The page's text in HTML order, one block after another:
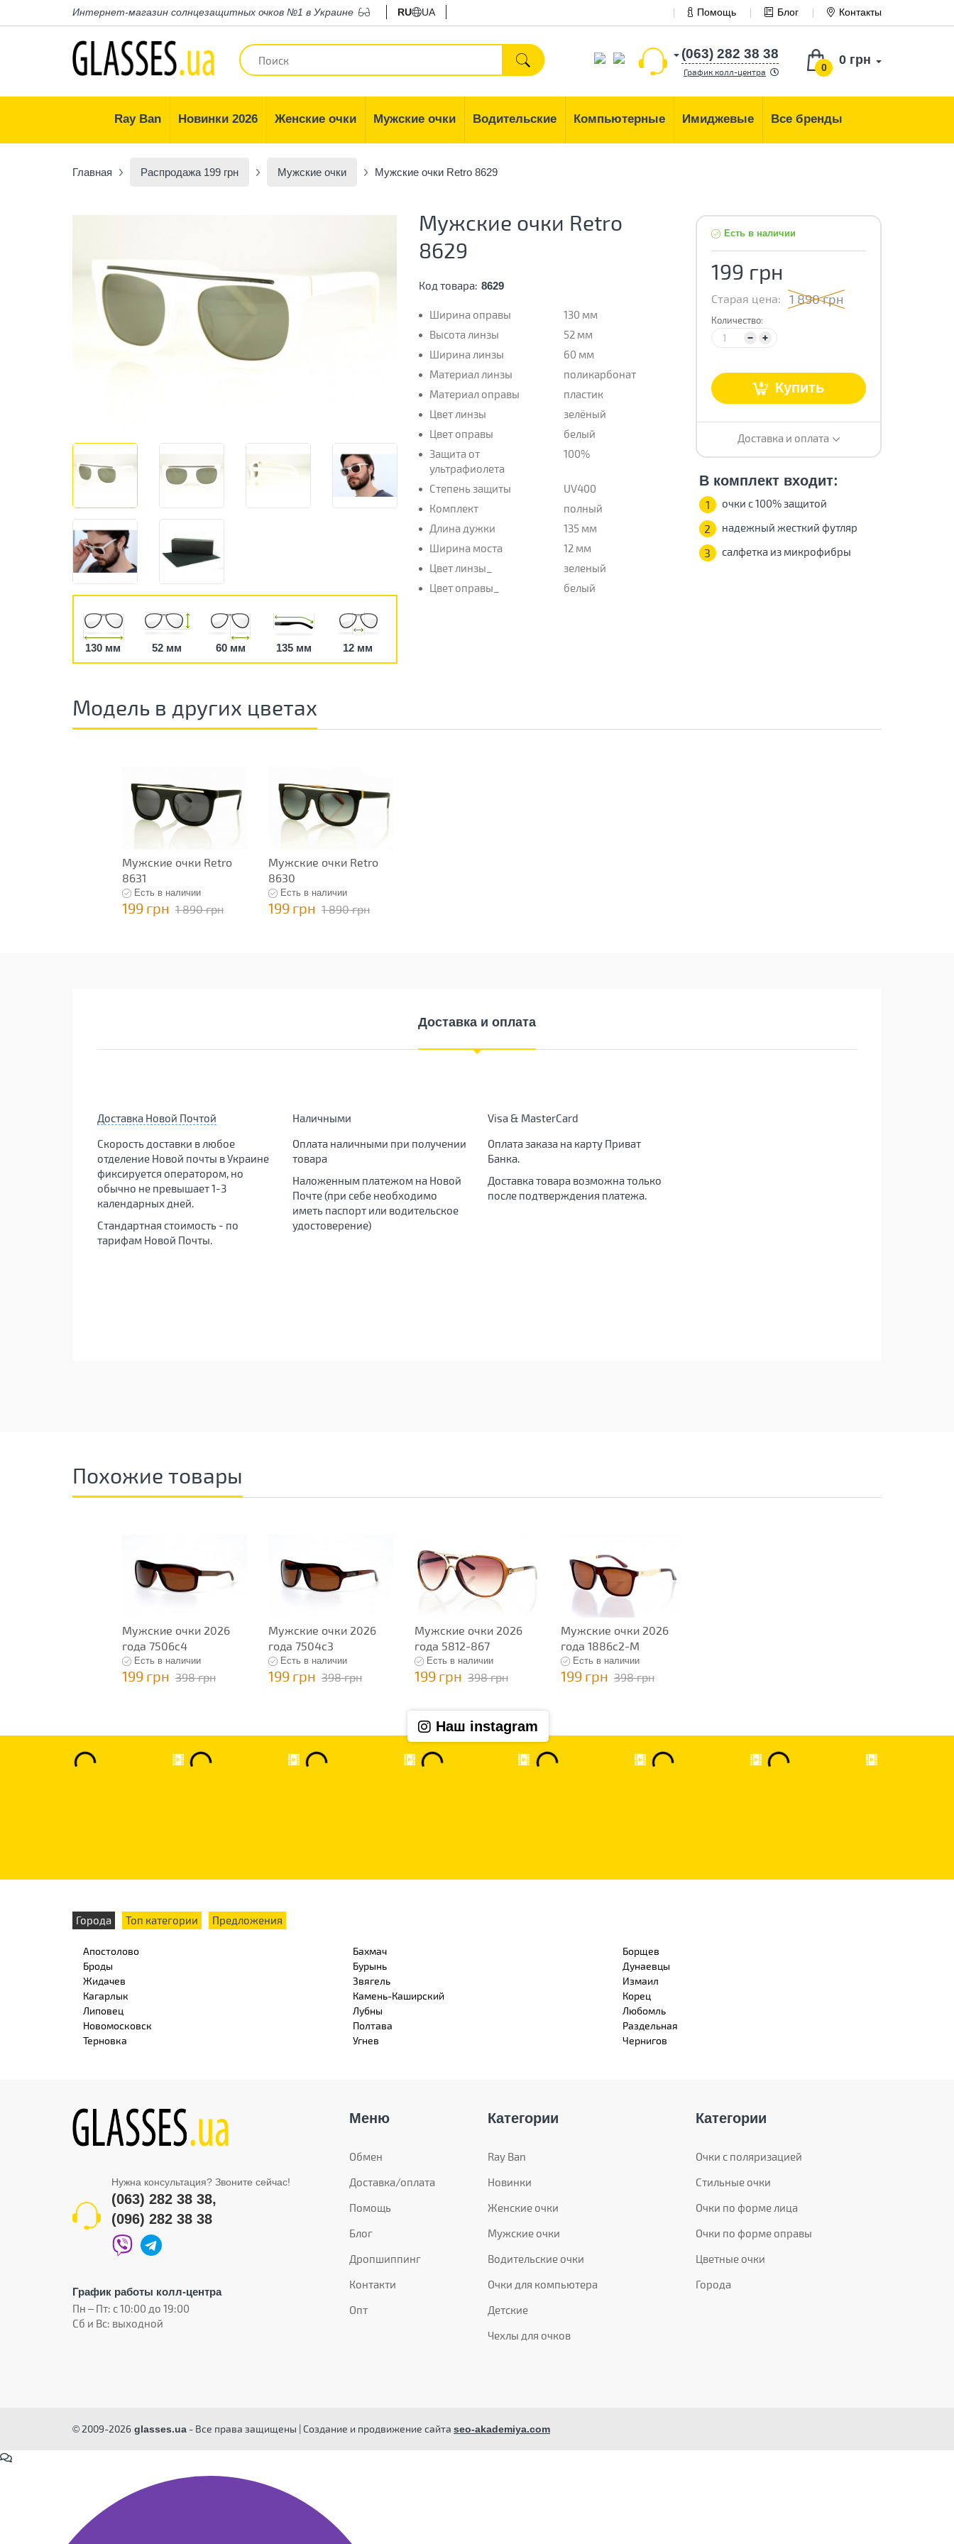
Интернет-магазин солнцезащитных очков №1 в Украине RU UA Помощь Блог Контакты
0
0 грн
(063) 282 38 38
График колл-центра
Ray Ban Новинки 2026 Женские очки Мужские очки Водительские Компьютерные Имиджевые Все бренды
Главная Распродажа 199 грн Мужские очки Мужские очки Retro 8629
130 мм 52 мм 60 мм 135 мм 12 мм
Мужские очки Retro
8629
Код товара: 8629
Ширина оправы
130 мм
Высота линзы
52 мм
Ширина линзы
60 мм
Материал линзы
поликарбонат
Материал оправы
пластик
Цвет линзы
зелёный
Цвет оправы
белый
Защита от
ультрафиолета
100%
Степень защиты
UV400
Комплект
полный
Длина дужки
135 мм
Ширина моста
12 мм
Цвет линзы_
зеленый
Цвет оправы_
белый
Есть в наличии
199 грн
Старая цена: 1 890 грн
Количество:
Купить
Доставка и оплата
В комплект входит:
1 очки с 100% защитой
2 надежный жесткий футляр
3 салфетка из микрофибры
Модель в других цветах
Мужские очки Retro
8631
Есть в наличии
199 грн 1 890 грн
Мужские очки Retro
8630
Есть в наличии
199 грн 1 890 грн
Доставка и оплата
Доставка Новой Почтой
Скорость доставки в любое
отделение Новой почты в Украине
фиксируется оператором, но
обычно не превышает 1-3
календарных дней.
Стандартная стоимость - по
тарифам Новой Почты.
Наличными
Оплата наличными при получении
товара
Наложенным платежом на Новой
Почте (при себе необходимо
иметь паспорт или водительское
удостоверение)
Visa & MasterCard
Оплата заказа на карту Приват
Банка.
Доставка товара возможна только
после подтверждения платежа.
Похожие товары
Мужские очки 2026
года 7506c4
Есть в наличии
199 грн 398 грн
Мужские очки 2026
года 7504c3
Есть в наличии
199 грн 398 грн
Мужские очки 2026
года 5812-867
Есть в наличии
199 грн 398 грн
Мужские очки 2026
года 1886c2-M
Есть в наличии
199 грн 398 грн
Наш instagram
Города Топ категории Предложения
Апостолово Бахмач
Борщев
Броды
Бурынь
Дунаевцы
Жидачев
Звягель
Измаил
Кагарлык
Камень-Каширский
Корец
Липовец
Лубны
Любомль
Новомосковск
Полтава
Раздельная
Терновка
Угнев Чернигов
Нужна консультация? Звоните сейчас!
(063) 282 38 38,
(096) 282 38 38
График работы колл-центра
Пн – Пт: с 10:00 до 19:00
Сб и Вс: выходной
Меню
Обмен
Доставка/оплата
Помощь
Блог
Дропшиппинг
Контакти
Опт
Категории
Ray Ban
Новинки
Женские очки
Мужские очки
Водительские очки
Очки для компьютера
Детские
Чехлы для очков
Категории
Очки с поляризацией
Стильные очки
Очки по форме лица
Очки по форме оправы
Цветные очки
Города
© 2009-2026 glasses.ua - Все права защищены | Создание и продвижение сайта seo-akademiya.com